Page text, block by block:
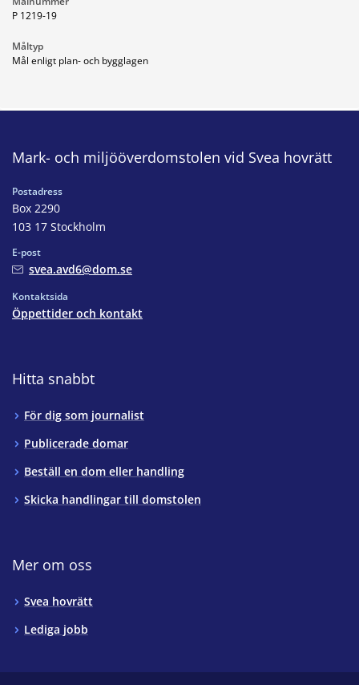
P 1219-19
Måltyp
Mål enligt plan- och bygglagen
Mark- och miljööverdomstolen vid Svea hovrätt
Postadress
Box 2290
103 17 Stockholm
E-post
svea.avd6@dom.se
Kontaktsida
Öppettider och kontakt
Hitta snabbt
För dig som journalist
Publicerade domar
Beställ en dom eller handling
Skicka handlingar till domstolen
Mer om oss
Svea hovrätt
Lediga jobb